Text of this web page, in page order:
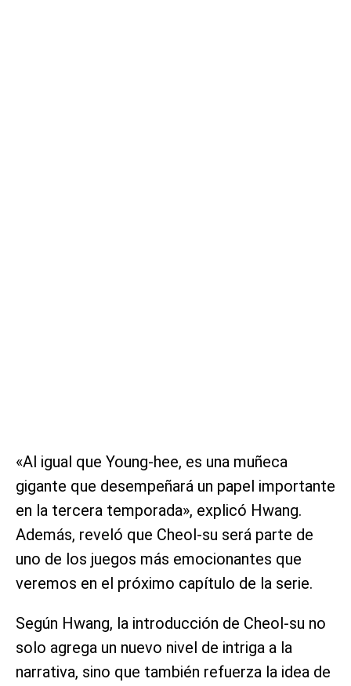
«Al igual que Young-hee, es una muñeca
gigante que desempeñará un papel importante
en la tercera temporada», explicó Hwang.
Además, reveló que Cheol-su será parte de
uno de los juegos más emocionantes que
veremos en el próximo capítulo de la serie.
Según Hwang, la introducción de Cheol-su no
solo agrega un nuevo nivel de intriga a la
narrativa, sino que también refuerza la idea de